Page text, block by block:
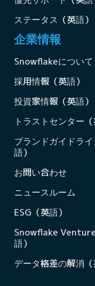
ステータス（英語）
企業情報
Snowflakeについて
採用情報（英語）
投資家情報（英語）
トラストセンター（
ブランドガイドラ
語）
お問い合わせ
ニュースルーム
ESG（英語）
Snowflake
語）
データ格差の解消（